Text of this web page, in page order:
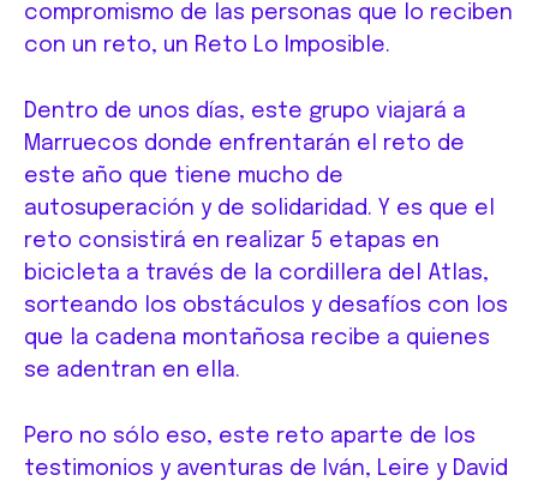
compromismo de las personas que lo reciben
con un reto, un Reto Lo Imposible.
Dentro de unos días, este grupo viajará a
Marruecos donde enfrentarán el reto de
este año que tiene mucho de
autosuperación y de solidaridad. Y es que el
reto consistirá en realizar 5 etapas en
bicicleta a través de la cordillera del Atlas,
sorteando los obstáculos y desafíos con los
que la cadena montañosa recibe a quienes
se adentran en ella.
Pero no sólo eso, este reto aparte de los
testimonios y aventuras de Iván, Leire y David